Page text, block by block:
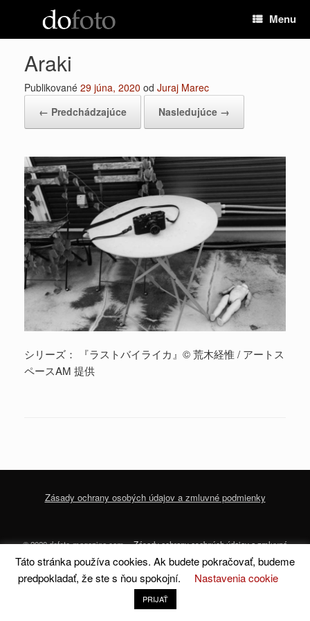
Menu
Araki
Publikované 29 júna, 2020 od Juraj Marec
← Predchádzajúce
Nasledujúce →
シリーズ： 『ラストバイライカ』© 荒木経惟 / アートス
ペースAM 提供
Zásady ochrany osobých údajov a zmluvné podmienky
© 2020 dofoto-magazine.com
Zásady ochrany osobných údajov a zmluvné
podmienky
ASiteOriginTheme
Táto stránka používa cookies. Ak budete pokračovať, budeme
predpokladať, že ste s ňou spokojní.
Nastavenia cookie
PRIJAŤ